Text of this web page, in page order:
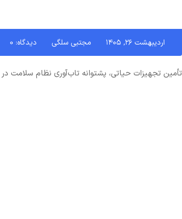
اردیبهشت ۲۶, ۱۴۰۵ مجتبی سلگی دیدگاه: 0
تأمین تجهیزات حیاتی، پشتوانه تاب‌آوری نظام سلامت